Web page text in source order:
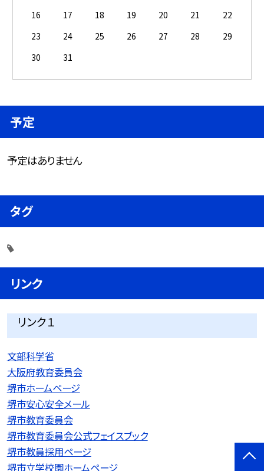
16
17 18 19 20 21
22
23
24 25 26 27 28
29
30
31
予定
予定はありません
タグ
リンク
リンク１
文部科学省
大阪府教育委員会
堺市ホームページ
堺市安心安全メール
堺市教育委員会
堺市教育委員会公式フェイスブック
堺市教員採用ページ
堺市立学校園ホームページ